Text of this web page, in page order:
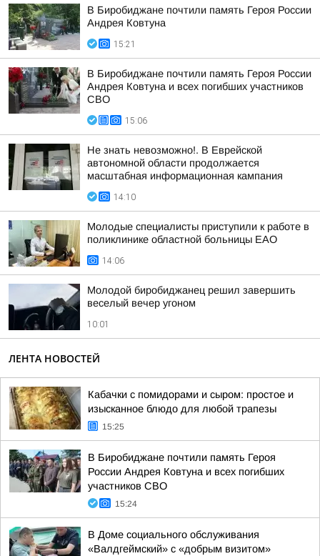
В Биробиджане почтили память Героя России
Андрея Ковтуна
15:21
В Биробиджане почтили память Героя России
Андрея Ковтуна и всех погибших участников
СВО
15:06
Не знать невозможно!. В Еврейской
автономной области продолжается
масштабная информационная кампания
14:10
Молодые специалисты приступили к работе в
поликлинике областной больницы ЕАО
14:06
Молодой биробиджанец решил завершить
веселый вечер угоном
10:01
ЛЕНТА НОВОСТЕЙ
Кабачки с помидорами и сыром: простое и
изысканное блюдо для любой трапезы
15:25
В Биробиджане почтили память Героя
России Андрея Ковтуна и всех погибших
участников СВО
15:24
В Доме социального обслуживания
«Валдгеймский» с «добрым визитом»